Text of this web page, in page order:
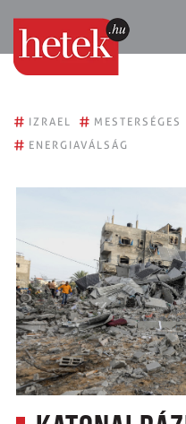
# IZRAEL #
# ENERGIAVÁLSÁG